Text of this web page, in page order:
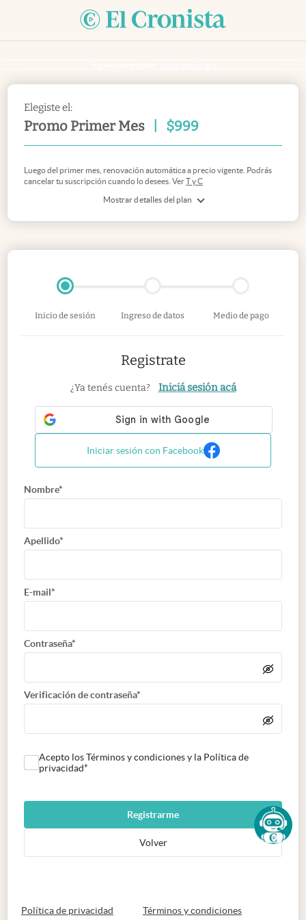
Elegiste el:
Promo Primer Mes $999
Mostrar detalles del plan
Luego del primer mes, renovación automática a precio vigente. Podrás
cancelar tu suscripción cuando lo desees. VerT y C
Inicio de sesión Ingreso de datos Medio de pago
Registrate
¿Ya tenés cuenta? Iniciá sesión acá
Iniciar sesión con Facebook
Nombre*
Apellido*
E-mail*
Contraseña*
Verificación de contraseña*
Acepto los Términos y condiciones y la Política de
privacidad*
Registrarme
Volver
Política de privacidad abre en nueva pestaña
Términos y condicionesabre en nueva